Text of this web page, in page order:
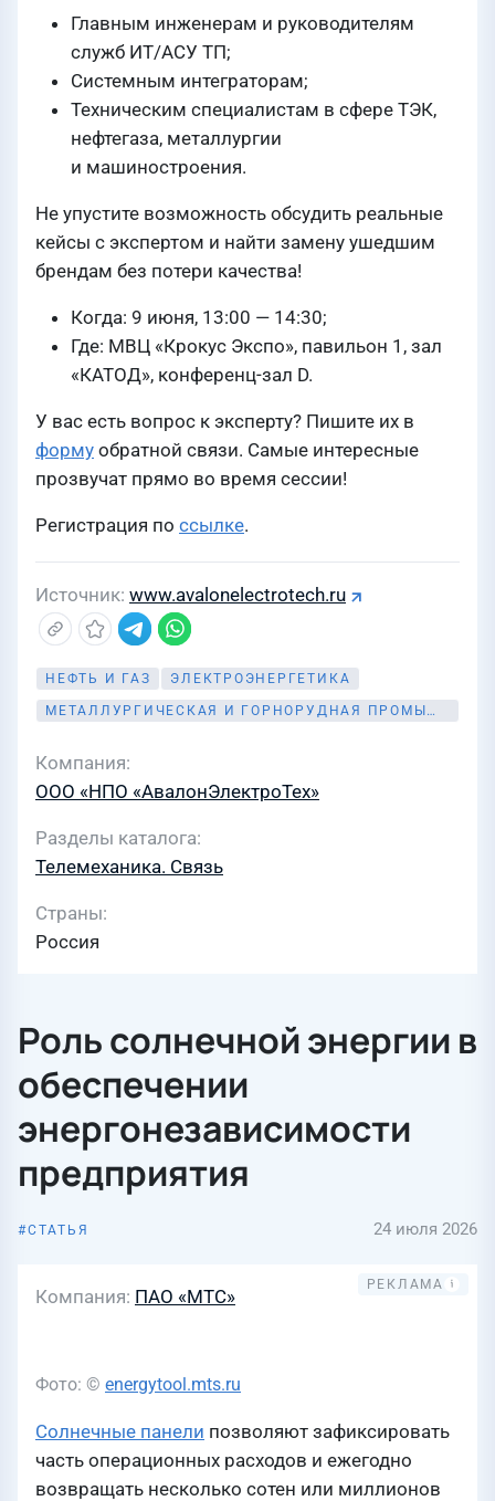
Главным инженерам и руководителям
служб ИТ/АСУ ТП;
Системным интеграторам;
Техническим специалистам в сфере ТЭК,
нефтегаза, металлургии
и машиностроения.
Не упустите возможность обсудить реальные
кейсы с экспертом и найти замену ушедшим
брендам без потери качества!
Когда: 9 июня, 13:00 — 14:30;
Где: МВЦ «Крокус Экспо», павильон 1, зал
«КАТОД», конференц-зал D.
У вас есть вопрос к эксперту? Пишите их в
форму обратной связи. Самые интересные
прозвучат прямо во время сессии!
Регистрация по ссылке.
Источник www.avalonelectrotech.ru
НЕФТЬ И ГАЗ ЭЛЕКТРОЭНЕРГЕТИКА
МЕТАЛЛУРГИЧЕСКАЯ И ГОРНОРУДНАЯ ПРОМЫШЛЕННОСТЬ
Компания
ООО «НПО «АвалонЭлектроТех»
Разделы каталога
Телемеханика. Связь
Страны
Россия
Роль солнечной энергии в
обеспечении
энергонезависимости
предприятия
СТАТЬЯ 24 июля 2026
Компания ПАО «МТС»
Фото: © energytool.mts.ru
Солнечные панели позволяют зафиксировать
часть операционных расходов и ежегодно
возвращать несколько сотен или миллионов